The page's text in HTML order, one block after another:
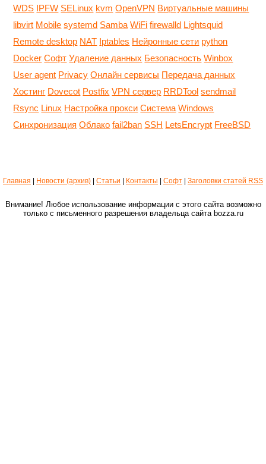
WDS IPFW SELinux kvm OpenVPN Виртуальные машины
libvirt Mobile systemd Samba WiFi firewalld Lightsquid
Remote desktop NAT Iptables Нейронные сети python
Docker Софт Удаление данных Безопасность Winbox
User agent Privacy Онлайн сервисы Передача данных
Хостинг Dovecot Postfix VPN сервер RRDTool sendmail
Rsync Linux Настройка прокси Система Windows
Синхронизация Облако fail2ban SSH LetsEncrypt FreeBSD
Главная Новости (архив) Статьи Контакты Софт Заголовки статей RSS
Внимание! Любое использование информации с этого сайта возможно
только с письменного разрешения владельца сайта bozza.ru